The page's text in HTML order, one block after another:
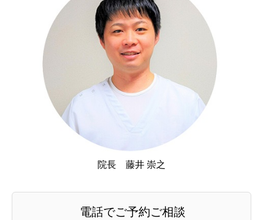
院長 藤井 崇之
電話でご予約ご相談